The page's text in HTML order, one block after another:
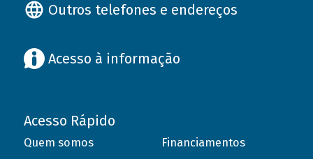
Outros telefones e endereços
Acesso à informação
Acesso Rápido
Quem somos
Financiamentos